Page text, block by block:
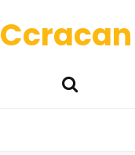
Ccracan